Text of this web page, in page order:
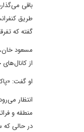
باقی
طریق
گفته که
مسعود
از
او گفت:
انتظار
منطقه و
در حالی که